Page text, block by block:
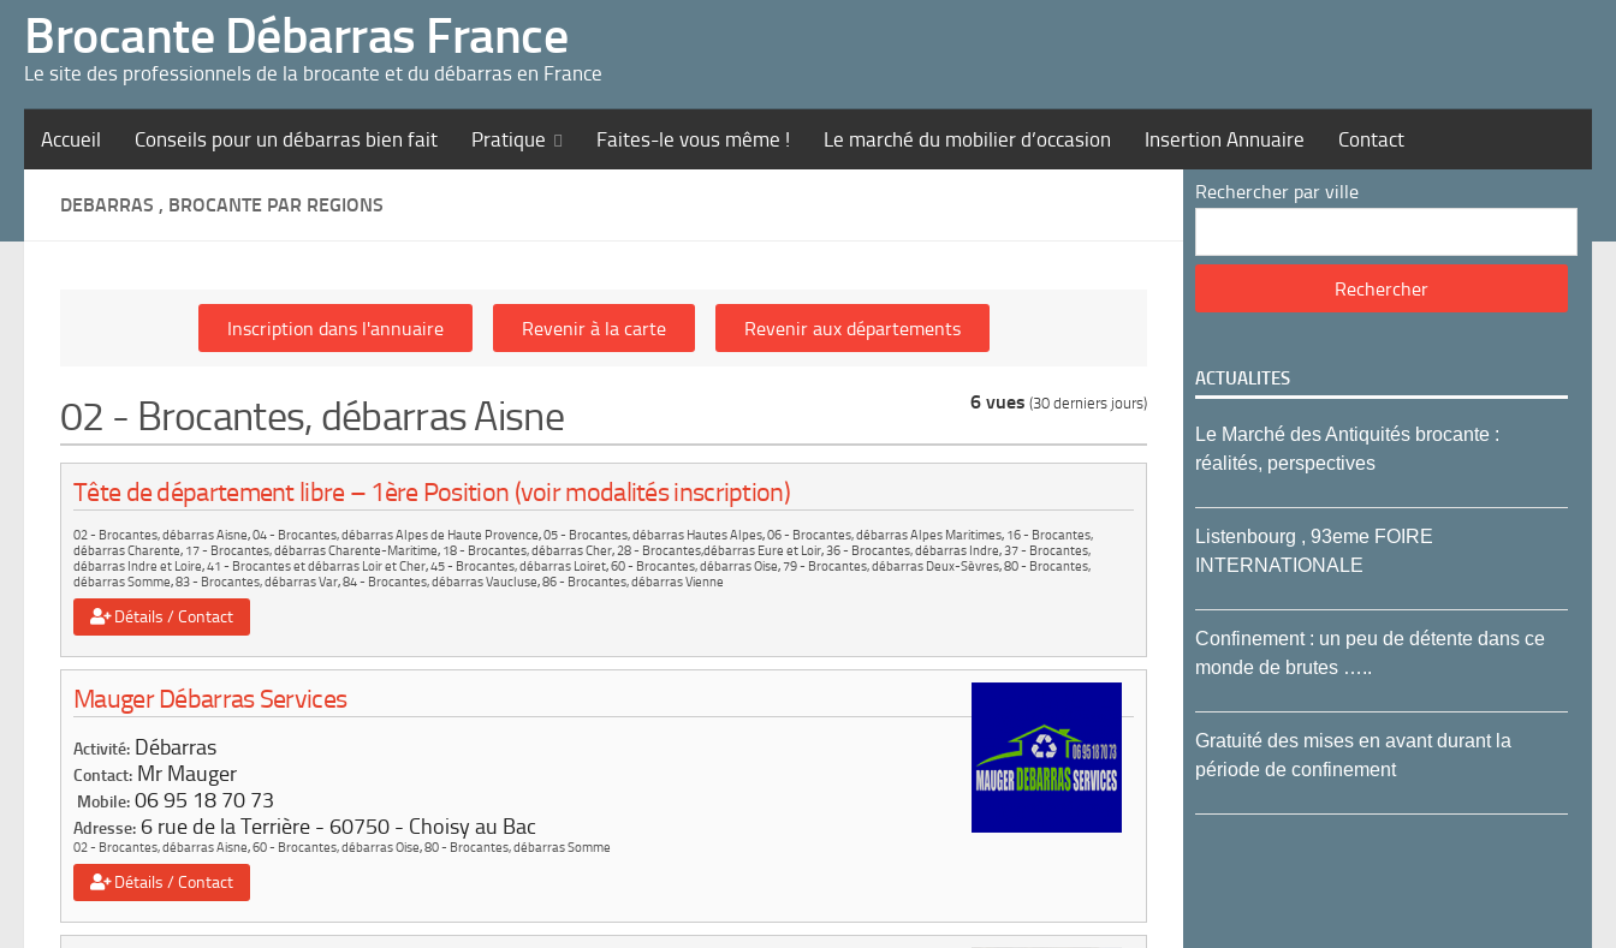
Brocante Débarras France
Le site des professionnels de la brocante et du débarras en France
Accueil Conseils pour un débarras bien fait Pratique Faites-le vous même ! Le marché du mobilier d’occasion Insertion Annuaire Contact
DEBARRAS , BROCANTE PAR REGIONS
6 vues (30 derniers jours)
02 - Brocantes, débarras Aisne
Tête de département libre – 1ère Position (voir modalités inscription)
02 - Brocantes, débarras Aisne,04 - Brocantes, débarras Alpes de Haute Provence,05 - Brocantes, débarras Hautes Alpes,06 - Brocantes, débarras Alpes Maritimes, 16 - Brocantes,
débarras Charente, 17 - Brocantes, débarras Charente-Maritime, 18 - Brocantes, débarras Cher,28 - Brocantes,débarras Eure et Loir,36 - Brocantes, débarras Indre,37 - Brocantes,
débarras Indre et Loire,41 - Brocantes et débarras Loir et Cher,45 - Brocantes, débarras Loiret,60 - Brocantes, débarras Oise,79 - Brocantes, débarras Deux-Sèvres,80 - Brocantes,
débarras Somme,83 - Brocantes, débarras Var,84 - Brocantes, débarras Vaucluse,86 - Brocantes, débarras Vienne
Détails / Contact
Mauger Débarras Services
Activité: Débarras
Contact: Mr Mauger
Mobile: 06 95 18 70 73
Adresse: 6 rue de la Terrière 60750 Choisy au Bac
02 - Brocantes, débarras Aisne,60 - Brocantes, débarras Oise,80 - Brocantes, débarras Somme
Détails / Contact
Rechercher par ville
ACTUALITES
Le Marché des Antiquités brocante :
réalités, perspectives
Listenbourg , 93eme FOIRE
INTERNATIONALE
Confinement : un peu de détente dans ce
monde de brutes …..
Gratuité des mises en avant durant la
période de confinement
Panneau de gestion des cookies